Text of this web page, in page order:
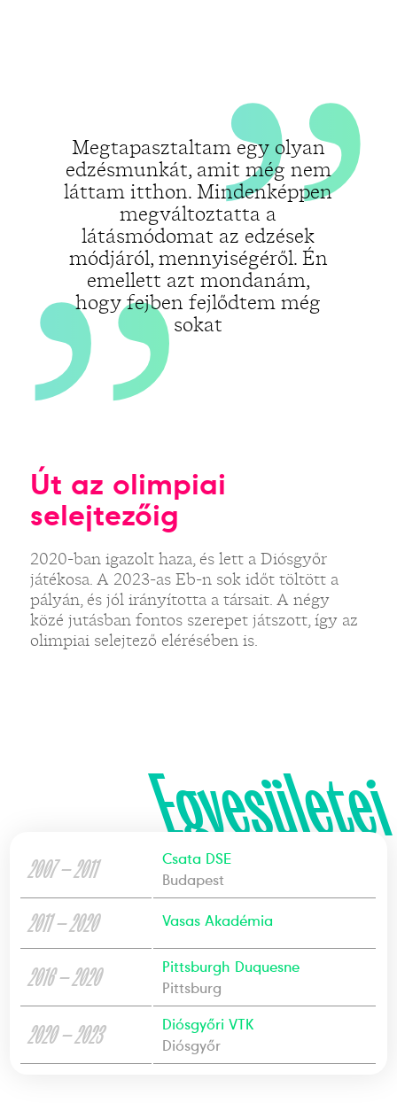
Megtapasztaltam egy olyan
edzésmunkát, amit még nem
láttam itthon. Mindenképpen
megváltoztatta a
látásmódomat az edzések
módjáról, mennyiségéről. Én
emellett azt mondanám,
hogy fejben fejlődtem még
sokat
„
Út az olimpiai
selejtezőig
2020-ban igazolt haza, és lett a Diósgyőr
játékosa. A 2023-as Eb-n sok időt töltött a
pályán, és jól irányította a társait. A négy
közé jutásban fontos szerepet játszott, így az
olimpiai selejtező elérésében is.
Egyesületei
2007 — 2011
Csata DSE
Budapest
2011 — 2020 Vasas Akadémia
2016 — 2020
Pittsburgh Duquesne
Pittsburg
2020 — 2023
Diósgyőri VTK
Diósgyőr